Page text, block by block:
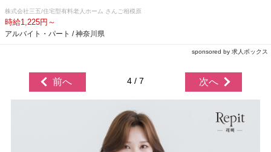
株式会社三五/住宅型有料老人ホーム さんご相模原
時給1,225円～
アルバイト・パート / 神奈川県
sponsored by 求人ボックス
前へ 4 / 7 次へ